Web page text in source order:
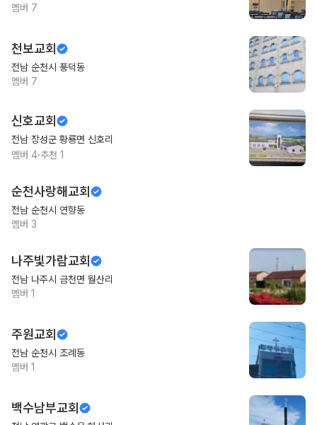
멤버 7
천보교회
전남 순천시 풍덕동
멤버 7
신호교회
전남 장성군 황룡면 신호리
멤버 4·추천 1
순천사랑해교회
전남 순천시 연향동
멤버 3
나주빛가람교회
전남 나주시 금천면 월산리
멤버 1
주원교회
전남 순천시 조례동
멤버 1
백수남부교회